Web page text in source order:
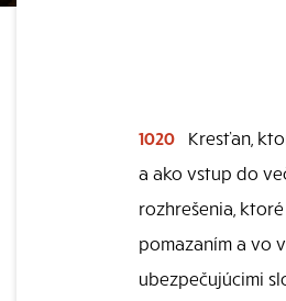
1020 Kresťan,
a ako vstup do
rozhrešenia,
pomazaním a vo
ubezpečujúcimi